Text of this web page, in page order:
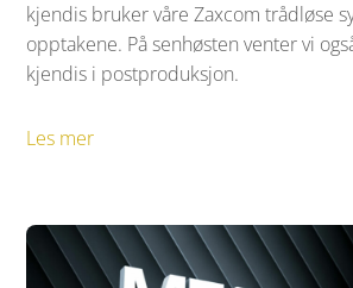
kjendis bruker våre Zaxcom trådløse
opptakene. På senhøsten venter vi
kjendis i postproduksjon.
Les mer